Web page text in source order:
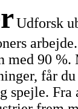
Udforsk
med 90
får
spejle.